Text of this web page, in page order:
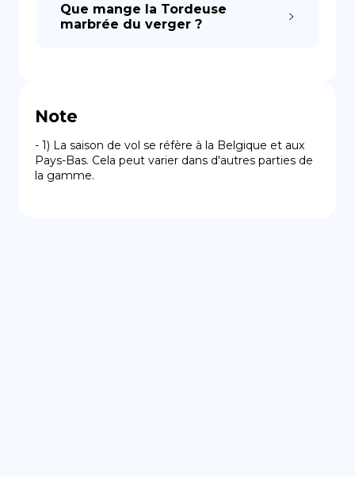
Que mange la Tordeuse
marbrée du verger ?
Note
- 1) La saison de vol se réfère à la Belgique et aux
Pays-Bas. Cela peut varier dans d'autres parties de
la gamme.